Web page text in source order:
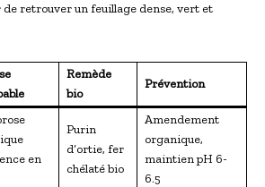
retrouver un feuillage dense, vert et
Remède
bio
Prévention
en
Purin
d’ortie, fer
chélaté bio
Amendement
organique,
maintien pH 6-
6.5